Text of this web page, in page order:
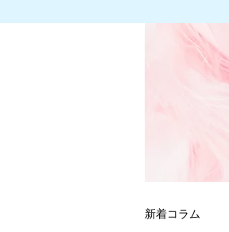
新着コラム